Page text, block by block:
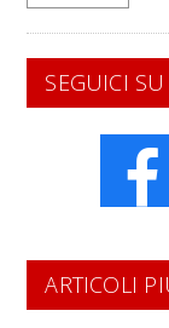
SEGUICI SU
ARTICOLI